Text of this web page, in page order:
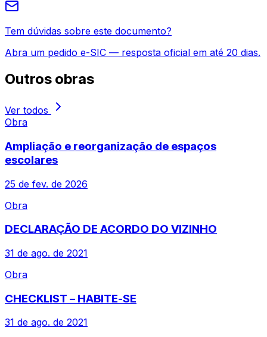
Tem dúvidas sobre este documento?
Abra um pedido e-SIC — resposta oficial em até 20 dias.
Outros obras
Ver todos
Obra
Ampliação e reorganização de espaços
escolares
25 de fev. de 2026
Obra
DECLARAÇÃO DE ACORDO DO VIZINHO
31 de ago. de 2021
Obra
CHECKLIST – HABITE-SE
31 de ago. de 2021